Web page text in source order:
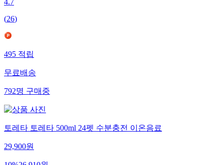
4.7
(26)
495적립
무료배송
792명구매중
토레타 토레타 500ml 24펫 수분충전 이온음료
29,900원